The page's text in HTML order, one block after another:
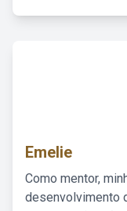
Emelie
Como mentor,
desenvolvimento